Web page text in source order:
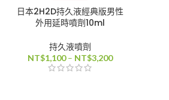
日本2H2D持久液經典版男性
外用延時噴劑10ml
持久液噴劑
NT$1,100 – NT$3,200價